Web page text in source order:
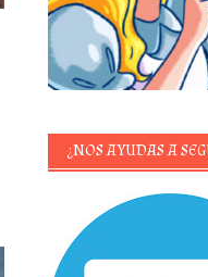
¿NOS AYUDAS A